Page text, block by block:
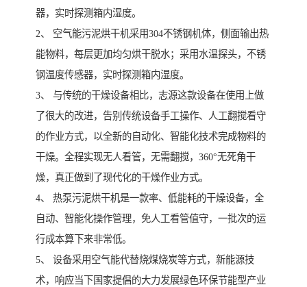
器，实时探测箱内湿度。
2、 空气能污泥烘干机采用304不锈钢机体，侧面输出热
能物料，每层更加均匀烘干脱水；采用水温探头，不锈
钢温度传感器，实时探测箱内湿度。
3、 与传统的干燥设备相比，志源这款设备在使用上做
了很大的改进，告别传统设备手工操作、人工翻搅看守
的作业方式，以全新的自动化、智能化技术完成物料的
干燥。全程实现无人看管，无需翻搅，360°无死角干
燥，真正做到了现代化的干燥作业方式。
4、 热泵污泥烘干机是一款率、低能耗的干燥设备，全
自动、智能化操作管理，免人工看管值守，一批次的运
行成本算下来非常低。
5、 设备采用空气能代替烧煤烧炭等方式，新能源技
术，响应当下国家提倡的大力发展绿色环保节能型产业